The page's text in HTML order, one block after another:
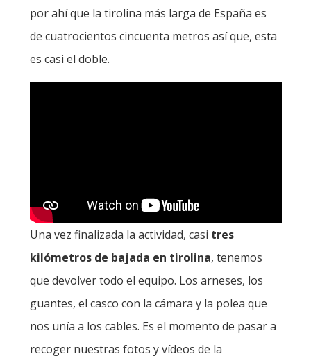
por ahí que la tirolina más larga de España es
de cuatrocientos cincuenta metros así que, esta
es casi el doble.
Una vez finalizada la actividad, casi tres
kilómetros de bajada en tirolina, tenemos
que devolver todo el equipo. Los arneses, los
guantes, el casco con la cámara y la polea que
nos unía a los cables. Es el momento de pasar a
recoger nuestras fotos y vídeos de la